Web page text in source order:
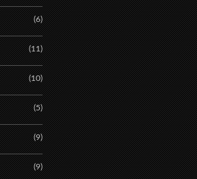
(6)
(11)
(10)
(5)
(9)
(9)